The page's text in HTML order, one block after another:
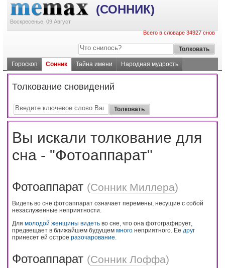
(СОННИК)
Воскресенье, 09 Август
Всего в словаре 34927 снов
Гороскоп Сонник Тайна имени Народная мудрость
Толкование сновидений
Вы искали толкование для
сна - "Фотоаппарат"
Фотоаппарат (Сонник Миллера)
Видеть во сне фотоаппарат означает перемены, несущие с собой
незаслуженные неприятности.
Для молодой женщины видеть во сне, что она фотографирует,
предвещает в ближайшем будущем много неприятного. Ее друг
принесет ей острое разочарование
Фотоаппарат (Сонник Лоффа)